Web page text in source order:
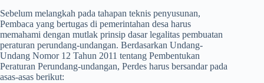
Sebelum melangkah pada tahapan teknis penyusunan,
Pembaca yang bertugas di pemerintahan desa harus
memahami dengan mutlak prinsip dasar legalitas pembuatan
peraturan perundang-undangan. Berdasarkan Undang-
Undang Nomor 12 Tahun 2011 tentang Pembentukan
Peraturan Perundang-undangan, Perdes harus bersandar pada
asas-asas berikut: